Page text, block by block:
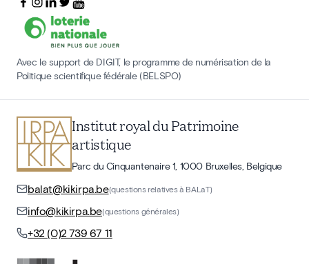
Avec le support de DIGIT, le programme de numérisation de la
Politique scientifique fédérale (BELSPO)
Institut royal du Patrimoine
artistique
Parc du Cinquantenaire 1, 1000 Bruxelles, Belgique
balat@kikirpa.be(questions relatives à BALaT)
info@kikirpa.be(questions générales)
+32 (0)2 739 67 11